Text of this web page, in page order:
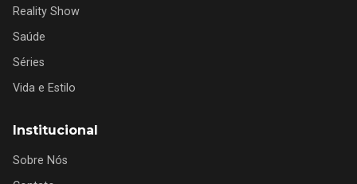
Reality Show
Saúde
Séries
Vida e Estilo
Institucional
Sobre Nós